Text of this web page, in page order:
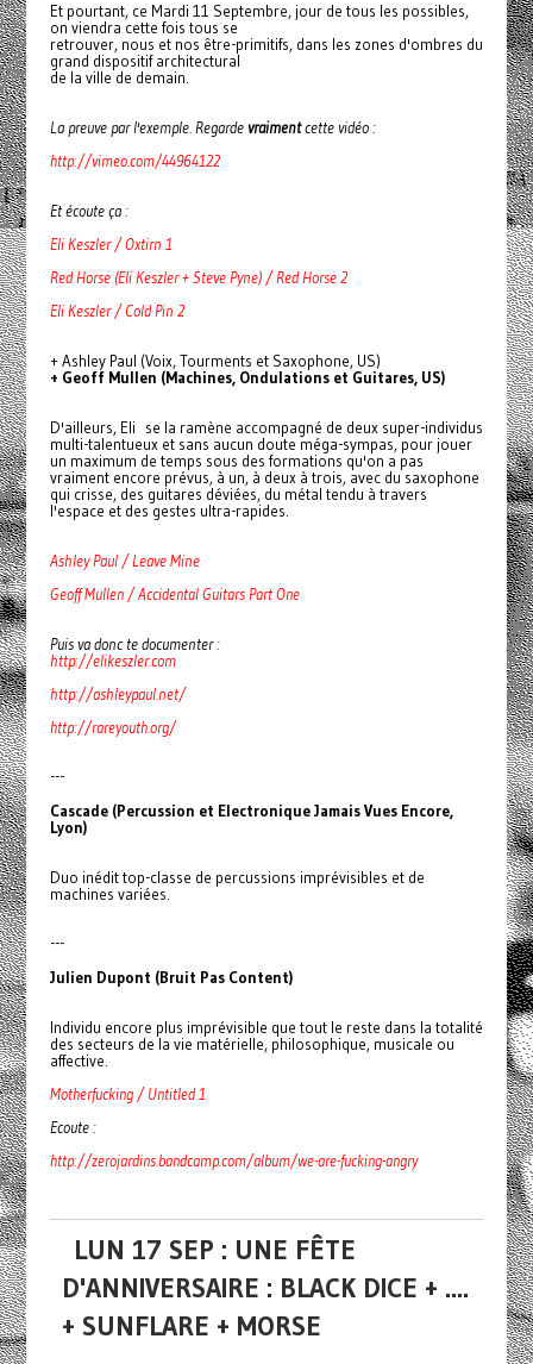
Et pourtant, ce Mardi 11 Septembre, jour de tous les possibles,
on viendra cette fois tous se
retrouver, nous et nos être-primitifs, dans les zones d'ombres du
grand dispositif architectural
de la ville de demain.
La preuve par l'exemple. Regardevraimentcette vidéo :
http://vimeo.com/44964122
Et écoute ça :
Eli Keszler / Oxtirn 1
Red Horse (Eli Keszler + Steve Pyne) / Red Horse 2
Eli Keszler / Cold Pin 2
+ Ashley Paul (Voix, Tourments et Saxophone, US)
+ Geoff Mullen (Machines, Ondulations et Guitares, US)
D'ailleurs, Eli se la ramène accompagné de deux super-individus
multi-talentueux et sans aucun doute méga-sympas, pour jouer
un maximum de temps sous des formations qu'on a pas
vraiment encore prévus, à un, à deux à trois, avec du saxophone
qui crisse, des guitares déviées, du métal tendu à travers
l'espace et des gestes ultra-rapides.
Ashley Paul / Leave Mine
Geoff Mullen / Accidental Guitars Part One
Puis va donc te documenter :
http://elikeszler.com
http://ashleypaul.net/
http://rareyouth.org/
---
Cascade (Percussion et Electronique Jamais Vues Encore,
Lyon)
Duo inédit top-classe de percussions imprévisibles et de
machines variées.
---
Julien Dupont (Bruit Pas Content)
Individu encore plus imprévisible que tout le reste dans la totalité
des secteurs de la vie matérielle, philosophique, musicale ou
affective.
Motherfucking / Untitled 1
Ecoute :
http://zerojardins.bandcamp.com/album/we-are-fucking-angry
LUN 17 SEP : UNE FÊTE
D'ANNIVERSAIRE : BLACK DICE + ....
+ SUNFLARE + MORSE